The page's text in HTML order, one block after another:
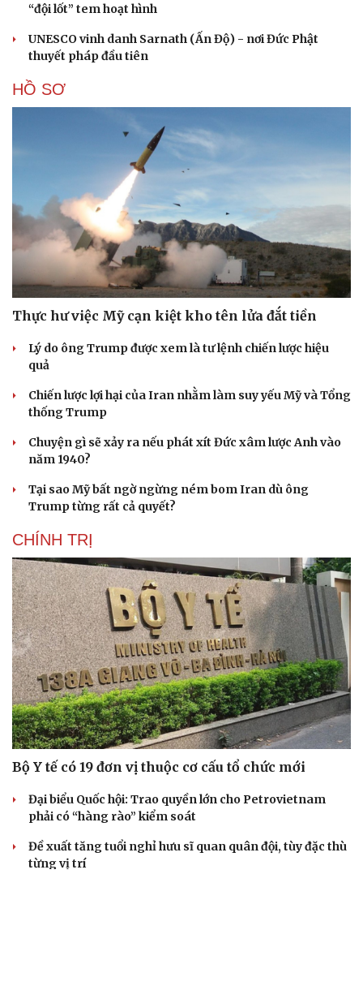
“đội lốt” tem hoạt hình
UNESCO vinh danh Sarnath (Ấn Độ) - nơi Đức Phật
thuyết pháp đầu tiên
HỒ SƠ
Thực hư việc Mỹ cạn kiệt kho tên lửa đắt tiền
Lý do ông Trump được xem là tư lệnh chiến lược hiệu
quả
Chiến lược lợi hại của Iran nhằm làm suy yếu Mỹ và Tổng
thống Trump
Chuyện gì sẽ xảy ra nếu phát xít Đức xâm lược Anh vào
năm 1940?
Tại sao Mỹ bất ngờ ngừng ném bom Iran dù ông
Trump từng rất cả quyết?
CHÍNH TRỊ
Bộ Y tế có 19 đơn vị thuộc cơ cấu tổ chức mới
Đại biểu Quốc hội: Trao quyền lớn cho Petrovietnam
phải có “hàng rào” kiểm soát
Đề xuất tăng tuổi nghỉ hưu sĩ quan quân đội, tùy đặc thù
từng vị trí